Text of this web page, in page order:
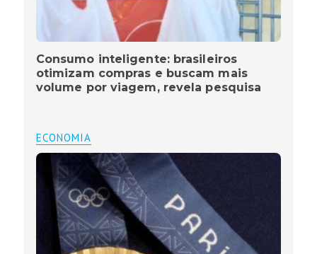
Consumo inteligente: brasileiros
otimizam compras e buscam mais
volume por viagem, revela pesquisa
ECONOMIA